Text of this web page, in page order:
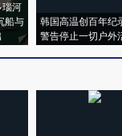
瑙河
船与
韩国高温创百年纪
警告停止一切户外